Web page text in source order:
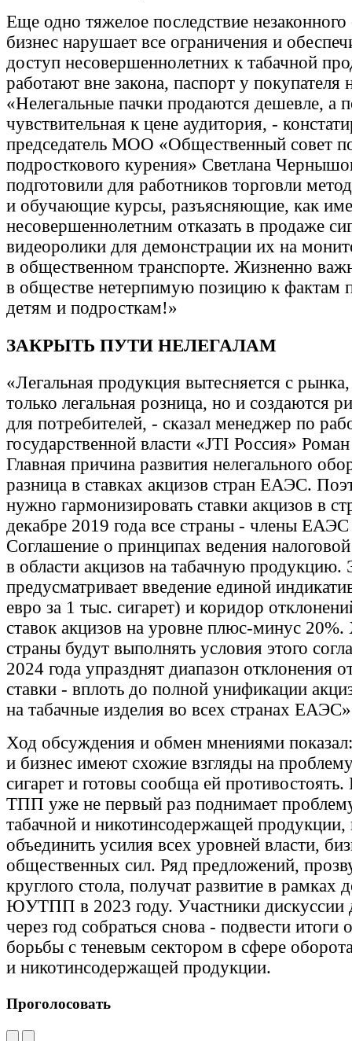
Еще одно тяжелое последствие
бизнес нарушает все ограничения и
доступ несовершеннолетних к табачной
работают вне закона, паспорт у покупателя
«Нелегальные пачки продаются дешевле, а
чувствительная к цене аудитория, -
председатель МОО «Общественный совет
подросткового курения» Светлана
подготовили для работников торговли
и обучающие курсы, разъясняющие, как
несовершеннолетним отказать в продаже
видеоролики для демонстрации их на
в общественном транспорте. Жизненно
в обществе нетерпимую позицию к фактам
детям и подросткам!»
ЗАКРЫТЬ ПУТИ НЕЛЕГАЛАМ
«Легальная продукция вытесняется с рынка,
только легальная розница, но и создаются
для потребителей, - сказал менеджер по
государственной власти «JTI Россия»
Главная причина развития нелегального
разница в ставках акцизов стран ЕАЭС.
нужно гармонизировать ставки акцизов в
декабре 2019 года все страны - члены
Соглашение о принципах ведения
в области акцизов на табачную продукцию.
предусматривает введение единой
евро за 1 тыс. сигарет) и коридор
ставок акцизов на уровне плюс-минус
страны будут выполнять условия этого
2024 года упразднят диапазон отклонения
ставки - вплоть до полной унификации
на табачные изделия во всех странах
Ход обсуждения и обмен мнениями показал:
и бизнес имеют схожие взгляды на
сигарет и готовы сообща ей
ТПП уже не первый раз поднимает
табачной и никотинсодержащей продукции,
объединить усилия всех уровней власти,
общественных сил. Ряд предложений,
круглого стола, получат развитие в рамках
ЮУТПП в 2023 году. Участники дискуссии
через год собраться снова - подвести итоги
борьбы с теневым сектором в сфере
и никотинсодержащей продукции.
Проголосовать